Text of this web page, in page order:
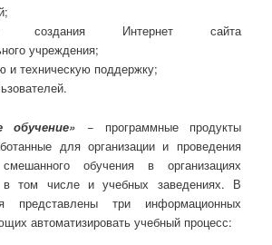
создания Интернет сайта
учреждения;
и техническую поддержку;
обучение»
− программные продукты
для организации и проведения
обучения в организациях
в том числе и учебных заведениях. В
представлены три информационных
автоматизировать учебный процесс: